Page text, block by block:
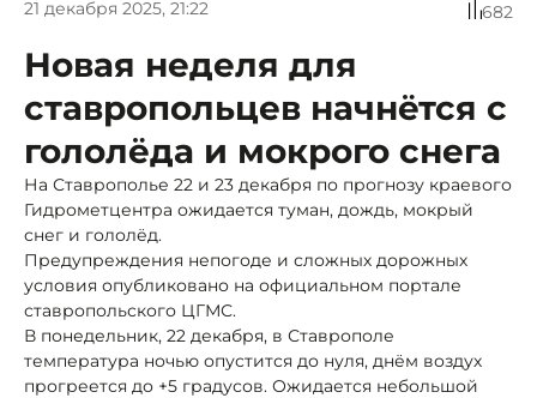
21 декабря 2025, 21:22 682
Новая неделя для
ставропольцев начнётся с
гололёда и мокрого снега
На Ставрополье 22 и 23 декабря по прогнозу краевого
Гидрометцентра ожидается туман, дождь, мокрый
снег и гололёд.
Предупреждения непогоде и сложных дорожных
условия опубликовано на официальном портале
ставропольского ЦГМС.
В понедельник, 22 декабря, в Ставрополе
температура ночью опустится до нуля, днём воздух
прогреется до +5 градусов. Ожидается небольшой